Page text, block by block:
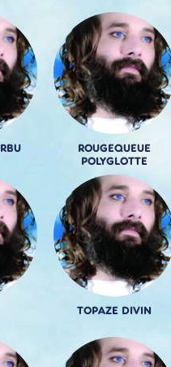
ROUGEQUEUE
POLYGLOTTE
TOPAZE DIVIN